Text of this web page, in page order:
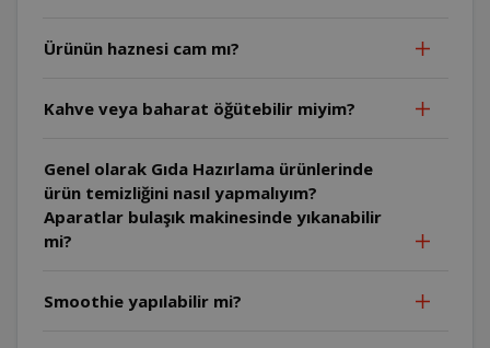
Ürünün haznesi cam mı?
Kahve veya baharat öğütebilir miyim?
Genel olarak Gıda Hazırlama ürünlerinde
ürün temizliğini nasıl yapmalıyım?
Aparatlar bulaşık makinesinde yıkanabilir
mi?
Smoothie yapılabilir mi?